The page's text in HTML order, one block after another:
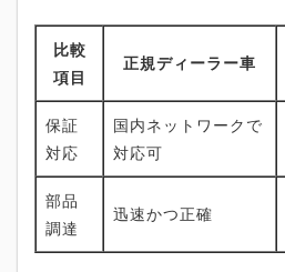
比較
項目
正規ディーラー車
保証
対応
国内ネットワークで
対応可
部品
調達
迅速かつ正確